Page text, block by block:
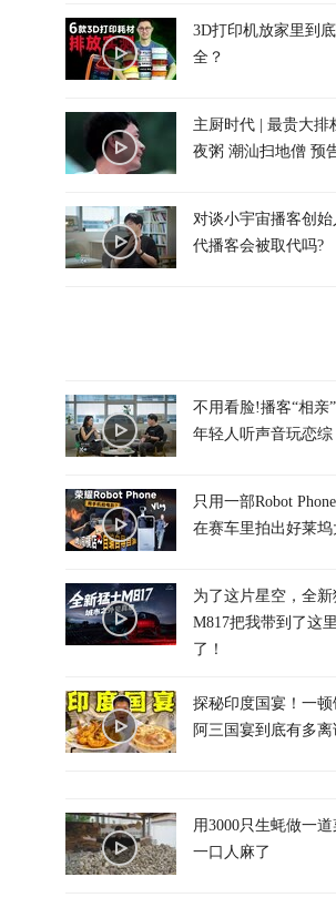
3D打印机放家里到
全？
主厨时代 | 最贵大排
夜粥 潮汕扫地僧 预
对谈小宇宙播客创
代播客会被取代吗?
不用看脸!播客“相亲
年轻人听声音玩恋综
只用一部Robot
在赛车里拍出好莱坞
为了这片星空，全新
M817把我带到了这
了！
探秘印度国宴！一顿
阿三国宴到底有多离
用3000只生蚝做一
一口人麻了